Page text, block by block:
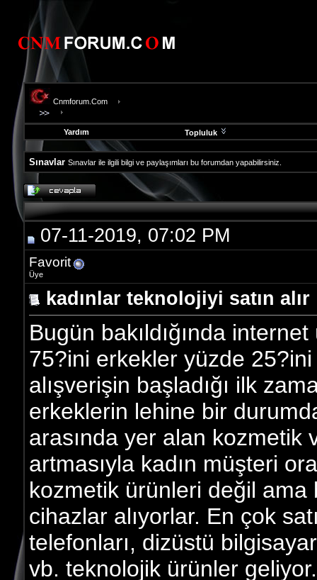
Cnmforum.Com
Yardım Topluluk
Sınavlar Sınavlar ile ilgili bilgi ve paylaşımları bu forumdan yapabilirsiniz.
evooli
fethiye
escort
gaziantep
escort
gaziantep
escort
07-11-2019, 07:02 PM
Favorit
Üye
kadınlar teknolojiyi satın alır
Bugün bakıldığında
75?ini erkekler yüzde
alışverişin başladığı ilk
erkeklerin lehine bir
arasında yer alan
artmasıyla kadın müşteri
kozmetik ürünleri değil ama
cihazlar alıyorlar. En çok
telefonları, dizüstü
vb. teknolojik ürünler geliyor.